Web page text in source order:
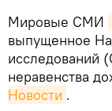
Мировые СМИ
выпущенное
исследований
неравенства
Новости .